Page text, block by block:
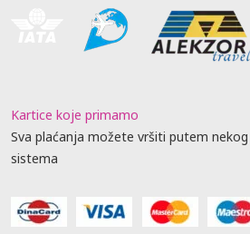
Kartice koje primamo
Sva plaćanja možete vršiti putem
sistema